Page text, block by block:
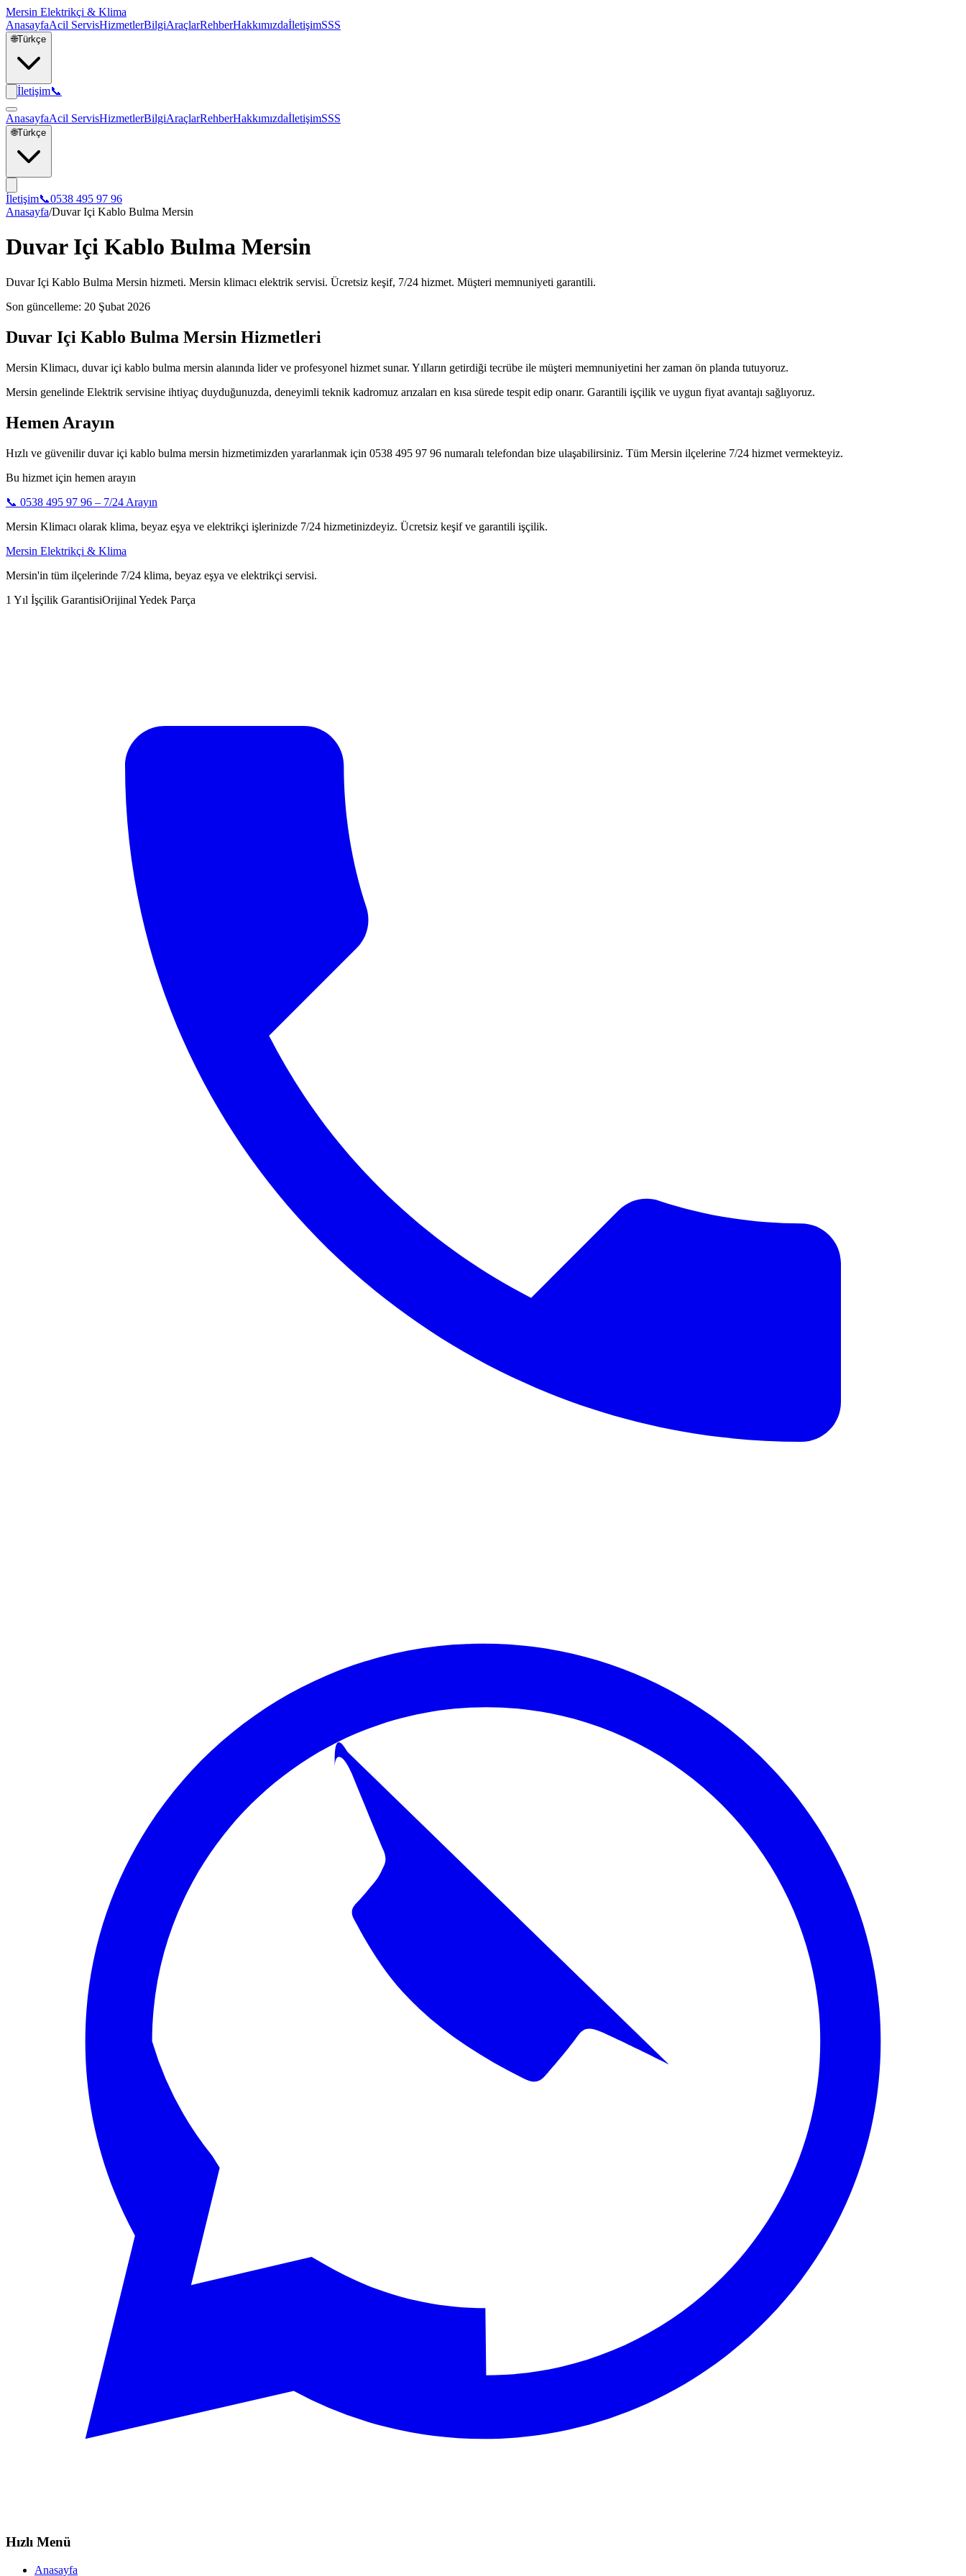
Mersin Elektrikçi & Klima
AnasayfaAcil ServisHizmetlerBilgiAraçlarRehberHakkımızdaİletişimSSS
🌐Türkçe
İletişim📞
AnasayfaAcil ServisHizmetlerBilgiAraçlarRehberHakkımızdaİletişimSSS
🌐Türkçe
İletişim📞0538 495 97 96
Anasayfa/Duvar Içi Kablo Bulma Mersin
Duvar Içi Kablo Bulma Mersin
Duvar Içi Kablo Bulma Mersin hizmeti. Mersin klimacı elektrik servisi. Ücretsiz keşif, 7/24 hizmet. Müşteri memnuniyeti garantili.
Son güncelleme: 20 Şubat 2026
Duvar Içi Kablo Bulma Mersin Hizmetleri
Mersin Klimacı, duvar içi kablo bulma mersin alanında lider ve profesyonel hizmet sunar. Yılların getirdiği tecrübe ile müşteri memnuniyetini her zaman ön planda tutuyoruz.
Mersin genelinde Elektrik servisine ihtiyaç duyduğunuzda, deneyimli teknik kadromuz arızaları en kısa sürede tespit edip onarır. Garantili işçilik ve uygun fiyat avantajı sağlıyoruz.
Hemen Arayın
Hızlı ve güvenilir duvar içi kablo bulma mersin hizmetimizden yararlanmak için 0538 495 97 96 numaralı telefondan bize ulaşabilirsiniz. Tüm Mersin ilçelerine 7/24 hizmet vermekteyiz.
Bu hizmet için hemen arayın
📞 0538 495 97 96 – 7/24 Arayın
Mersin Klimacı olarak klima, beyaz eşya ve elektrikçi işlerinizde 7/24 hizmetinizdeyiz. Ücretsiz keşif ve garantili işçilik.
Mersin Elektrikçi & Klima
Mersin'in tüm ilçelerinde 7/24 klima, beyaz eşya ve elektrikçi servisi.
1 Yıl İşçilik GarantisiOrijinal Yedek Parça
Hızlı Menü
Anasayfa